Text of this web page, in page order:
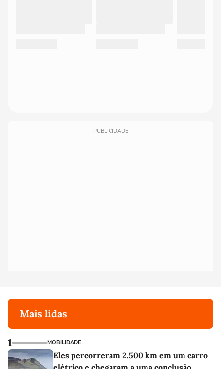
PUBLICIDADE
Mais lidas
1 MOBILIDADE
Eles percorreram 2.500 km em um carro
elétrico e chegaram a uma conclusão